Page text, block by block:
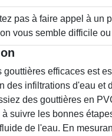
pas à faire appel à un
vous semble difficile
gouttières efficaces est
des infiltrations d'eau et
des gouttières en
suivre les bonnes
de l'eau. En